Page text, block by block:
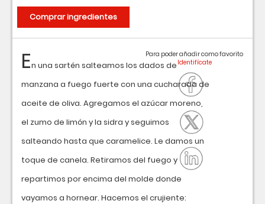
En una sartén salteamos los dados de
manzana a fuego fuerte con una cucharada de
aceite de oliva. Agregamos el azúcar moreno,
el zumo de limón y la sidra y seguimos
salteando hasta que caramelice. Le damos un
toque de canela. Retiramos del fuego y
repartimos por encima del molde donde
vayamos a hornear. Hacemos el crujiente:
Para poder añadir como favorito
Comprar ingredientes